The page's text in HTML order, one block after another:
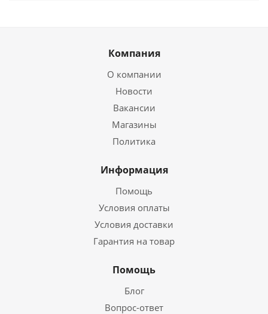
Компания
О компании
Новости
Вакансии
Магазины
Политика
Информация
Помощь
Условия оплаты
Условия доставки
Гарантия на товар
Помощь
Блог
Вопрос-ответ